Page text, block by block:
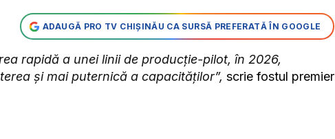
ADAUGĂ PRO TV CHIȘINĂU CA SURSĂ PREFERATĂ ÎN GOOGLE
rapidă a unei linii de producţie-pilot, în 2026,
şi mai puternică a capacităţilor”, scrie fostul premier